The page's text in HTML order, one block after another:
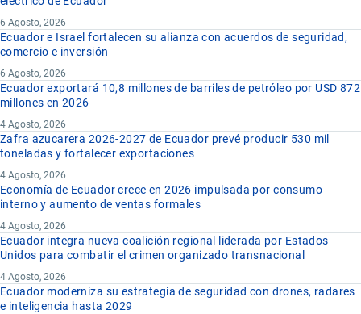
6 Agosto, 2026
Ecuador e Israel fortalecen su alianza con acuerdos de seguridad,
comercio e inversión
6 Agosto, 2026
Ecuador exportará 10,8 millones de barriles de petróleo por USD 872
millones en 2026
4 Agosto, 2026
Zafra azucarera 2026-2027 de Ecuador prevé producir 530 mil
toneladas y fortalecer exportaciones
4 Agosto, 2026
Economía de Ecuador crece en 2026 impulsada por consumo
interno y aumento de ventas formales
4 Agosto, 2026
Ecuador integra nueva coalición regional liderada por Estados
Unidos para combatir el crimen organizado transnacional
4 Agosto, 2026
Ecuador moderniza su estrategia de seguridad con drones, radares
e inteligencia hasta 2029